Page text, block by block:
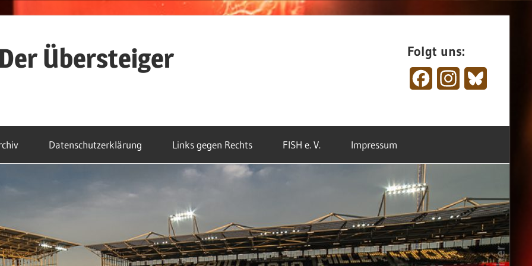
Der Übersteiger Folgt uns:
FacebookInstagram
Datenschutzerklärung Links gegen Rechts FISH e. V. Impressum